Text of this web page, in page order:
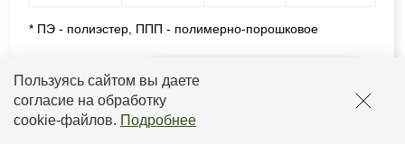
Пользуясь сайтом вы даете
согласие на обработку
cookie-файлов. Подробнее
* ПЭ - полиэстер, ППП - полимерно-порошковое
Подробнее Расчитать стоимость